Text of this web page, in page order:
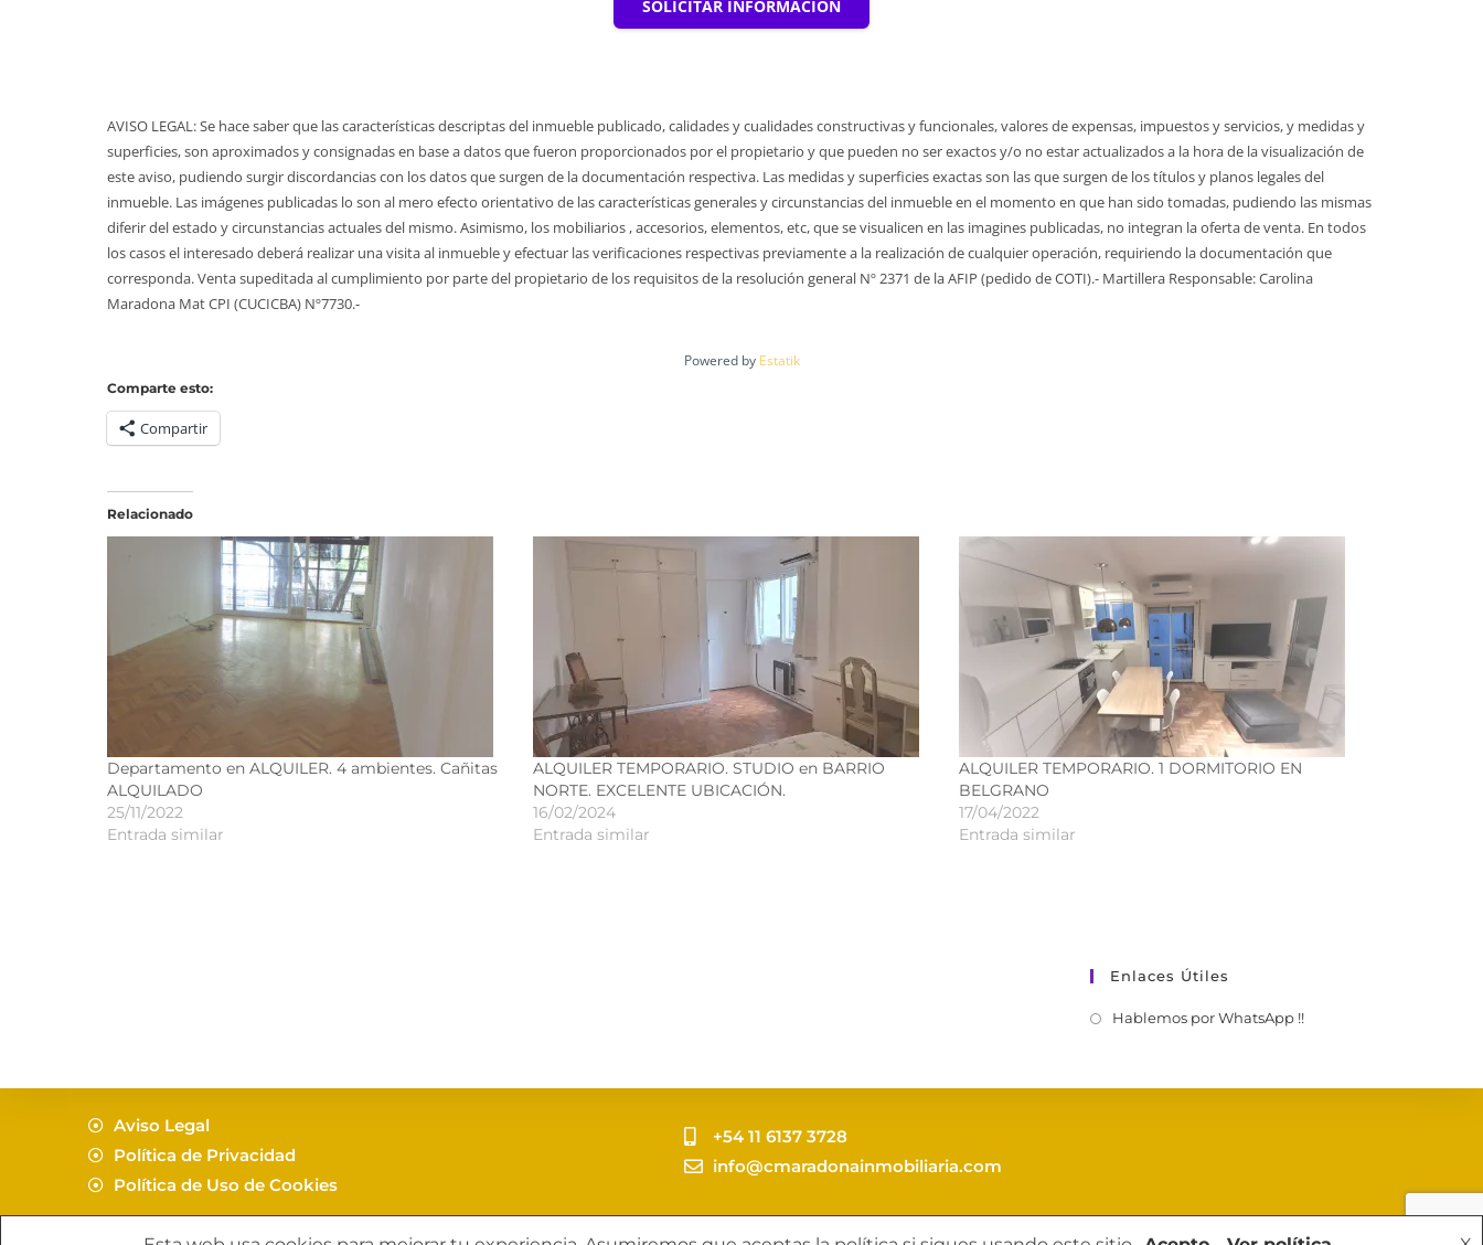
SOLICITAR INFORMACIÓN
AVISO LEGAL: Se hace saber que las características descriptas del inmueble publicado, calidades y cualidades constructivas y funcionales, valores de expensas, impuestos y servicios, y medidas y
superficies, son aproximados y consignadas en base a datos que fueron proporcionados por el propietario y que pueden no ser exactos y/o no estar actualizados a la hora de la visualización de
este aviso, pudiendo surgir discordancias con los datos que surgen de la documentación respectiva. Las medidas y superficies exactas son las que surgen de los títulos y planos legales del
inmueble. Las imágenes publicadas lo son al mero efecto orientativo de las características generales y circunstancias del inmueble en el momento en que han sido tomadas, pudiendo las mismas
diferir del estado y circunstancias actuales del mismo. Asimismo, los mobiliarios , accesorios, elementos, etc, que se visualicen en las imagines publicadas, no integran la oferta de venta. En todos
los casos el interesado deberá realizar una visita al inmueble y efectuar las verificaciones respectivas previamente a la realización de cualquier operación, requiriendo la documentación que
corresponda. Venta supeditada al cumplimiento por parte del propietario de los requisitos de la resolución general Nº 2371 de la AFIP (pedido de COTI).- Martillera Responsable: Carolina
Maradona Mat CPI (CUCICBA) Nº7730.-
Powered by Estatik
Comparte esto:
Compartir
Relacionado
Departamento en ALQUILER. 4 ambientes. Cañitas
ALQUILADO
25/11/2022
Entrada similar
ALQUILER TEMPORARIO. STUDIO en BARRIO
NORTE. EXCELENTE UBICACIÓN.
16/02/2024
Entrada similar
ALQUILER TEMPORARIO. 1 DORMITORIO EN
BELGRANO
17/04/2022
Entrada similar
Enlaces Útiles
Hablemos por WhatsApp !!
Aviso Legal
Política de Privacidad
Política de Uso de Cookies
+54 11 6137 3728
info@cmaradonainmobiliaria.com